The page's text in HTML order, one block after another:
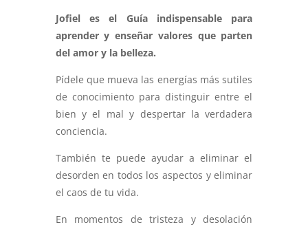
Jofiel es el Guía indispensable para
aprender y enseñar valores que parten
del amor y la belleza.
Pídele que mueva las energías más sutiles
de conocimiento para distinguir entre el
bien y el mal y despertar la verdadera
conciencia.
También te puede ayudar a eliminar el
desorden en todos los aspectos y eliminar
el caos de tu vida.
En momentos de tristeza y desolación